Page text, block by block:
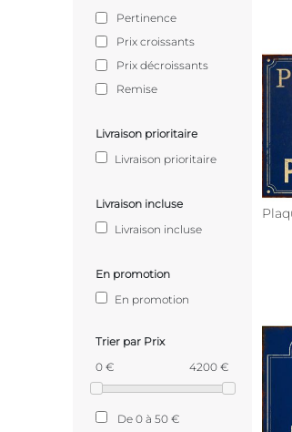
Pertinence
Prix croissants
Prix décroissants
Remise
Livraison prioritaire
Livraison prioritaire
Livraison incluse
Livraison incluse
En promotion
En promotion
Trier par Prix
0 €
4200 €
De 0 à 50 €